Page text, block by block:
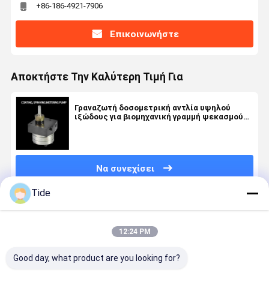
+86-186-4921-7906
Επικοινωνήστε
Αποκτήστε Την Καλύτερη Τιμή Για
Γραναζωτή δοσομετρική αντλία υψηλού
ιξώδους για βιομηχανική γραμμή ψεκασμού
Να συνεχίσει
Συνιστώμενα Προϊόντα
Tide
12:24 PM
Good day, what product are you looking for?